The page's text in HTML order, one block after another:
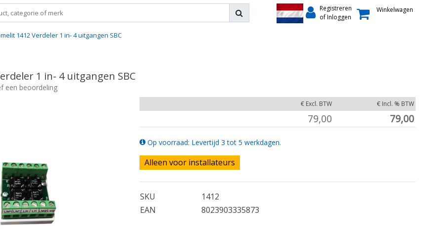
Registreren
of Inloggen
Winkelwagen
1412 Verdeler 1 in- 4 uitgangen SBC
1 in- 4 uitgangen SBC
een beoordeling
€ Excl. BTW € Incl. % BTW
79,00 79,00
Op voorraad: Levertijd 3 tot 5 werkdagen.
Alleen voor installateurs
SKU
1412
EAN
8023903335873